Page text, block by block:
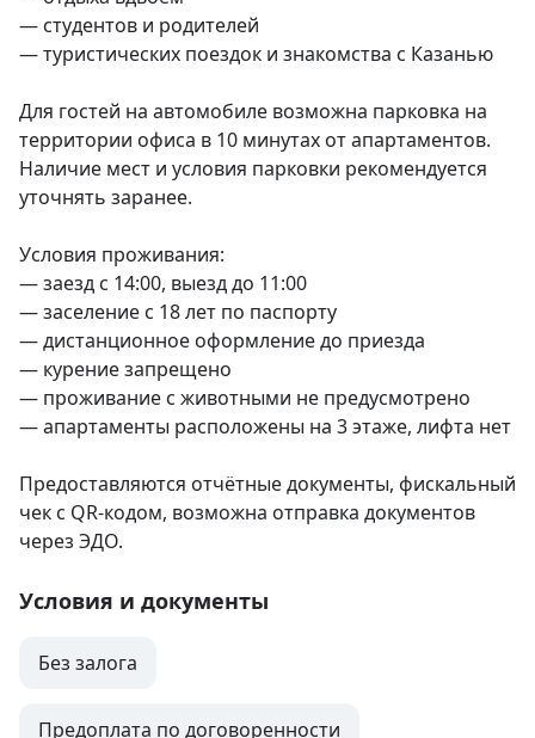
— студентов и родителей
— туристических поездок и знакомства с Казанью
Для гостей на автомобиле возможна парковка на
территории офиса в 10 минутах от апартаментов.
Наличие мест и условия парковки рекомендуется
уточнять заранее.
Условия проживания:
— заезд с 14:00, выезд до 11:00
— заселение с 18 лет по паспорту
— дистанционное оформление до приезда
— курение запрещено
— проживание с животными не предусмотрено
— апартаменты расположены на 3 этаже, лифта нет
Предоставляются отчётные документы, фискальный
чек с QR-кодом, возможна отправка документов
через ЭДО.
Условия и документы
Без залога
Предоплата по договоренности